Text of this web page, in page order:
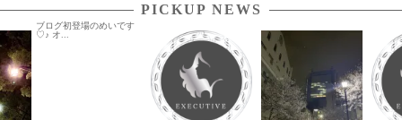
PICKUP NEWS
ブログ初登場のめいです
♡♪ オ...